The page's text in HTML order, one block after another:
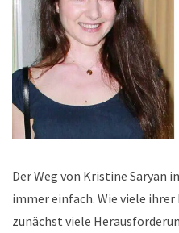
Der Weg von Kristine Saryan
immer einfach. Wie viele
zunächst viele